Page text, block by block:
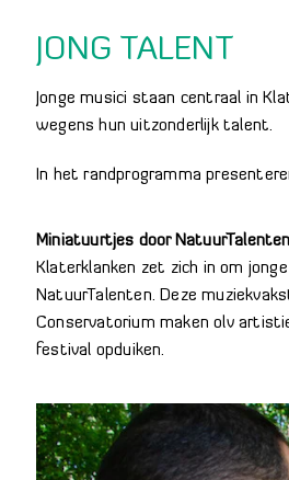
JONG TALENT
Jonge musici staan centraal in
wegens hun uitzonderlijk talent.
In het randprogramma
Miniatuurtjes door NatuurTalenten
Klaterklanken zet zich in om
NatuurTalenten. Deze
Conservatorium maken olv
festival opduiken.